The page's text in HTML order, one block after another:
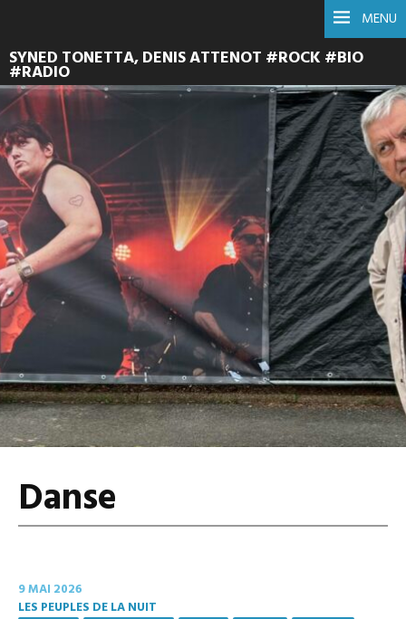
MENU
SYNED TONETTA, DENIS ATTENOT #ROCK #BIO
#RADIO
Danse
9 MAI 2026
LES PEUPLES DE LA NUIT